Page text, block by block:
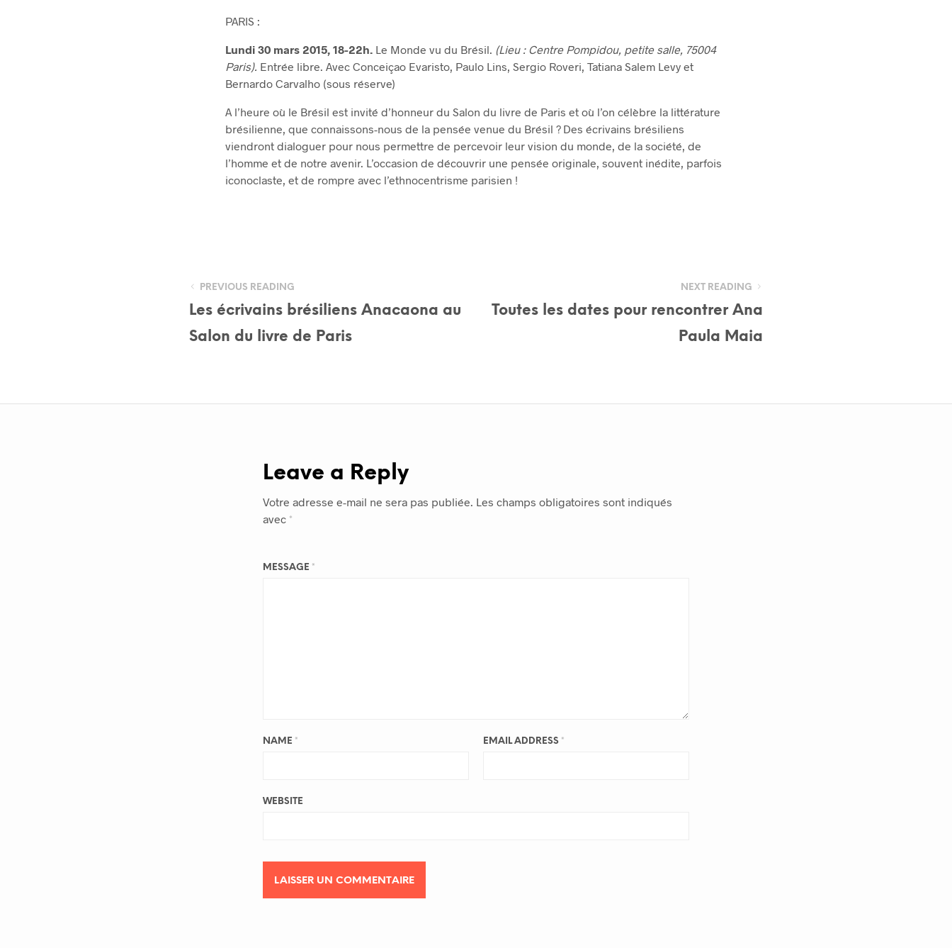
PARIS :
Lundi 30 mars 2015, 18-22h. Le Monde vu du Brésil. (Lieu : Centre Pompidou, petite salle, 75004
Paris). Entrée libre. Avec Conceiçao Evaristo, Paulo Lins, Sergio Roveri, Tatiana Salem Levy et
Bernardo Carvalho (sous réserve)
A l’heure où le Brésil est invité d’honneur du Salon du livre de Paris et où l’on célèbre la littérature
brésilienne, que connaissons-nous de la pensée venue du Brésil ? Des écrivains brésiliens
viendront dialoguer pour nous permettre de percevoir leur vision du monde, de la société, de
l’homme et de notre avenir. L’occasion de découvrir une pensée originale, souvent inédite, parfois
iconoclaste, et de rompre avec l’ethnocentrisme parisien !
PREVIOUS READING
Les écrivains brésiliens Anacaona au
Salon du livre de Paris
NEXT READING
Toutes les dates pour rencontrer Ana
Paula Maia
Leave a Reply
Votre adresse e-mail ne sera pas publiée. Les champs obligatoires sont indiqués
avec *
MESSAGE *
NAME * EMAIL ADDRESS *
WEBSITE